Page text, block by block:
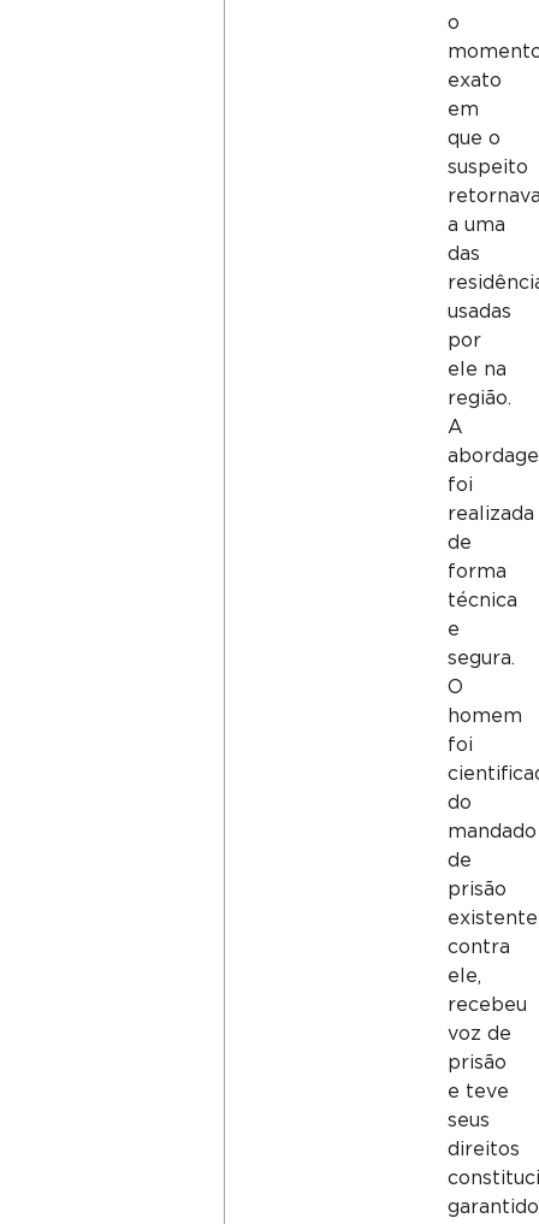
o
exato
em
que o
suspeito
a uma
das
usadas
por
ele na
região.
A
foi
realizada
de
forma
técnica
e
segura.
O
homem
foi
do
mandado
de
prisão
existente
contra
ele,
recebeu
voz de
prisão
e teve
seus
direitos